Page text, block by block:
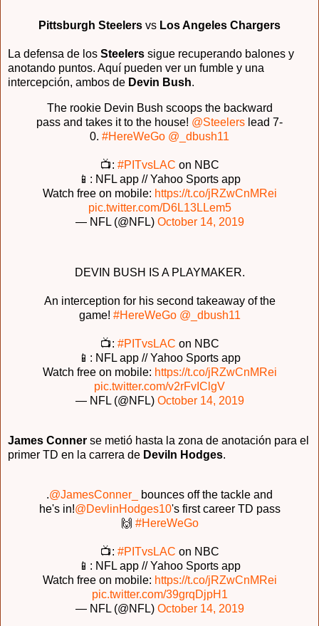
Pittsburgh Steelers vs Los Angeles Chargers
La defensa de los Steelers sigue recuperando balones y
anotando puntos. Aquí pueden ver un fumble y una
intercepción, ambos de Devin Bush.
The rookie Devin Bush scoops the backward
pass and takes it to the house! @Steelers lead 7-
0. #HereWeGo @_dbush11
📺: #PITvsLAC on NBC
📱: NFL app // Yahoo Sports app
Watch free on mobile: https://t.co/jRZwCnMRei
pic.twitter.com/D6L13LLem5
— NFL (@NFL) October 14, 2019
DEVIN BUSH IS A PLAYMAKER.
An interception for his second takeaway of the
game! #HereWeGo @_dbush11
📺: #PITvsLAC on NBC
📱: NFL app // Yahoo Sports app
Watch free on mobile: https://t.co/jRZwCnMRei
pic.twitter.com/v2rFvIClgV
— NFL (@NFL) October 14, 2019
James Conner se metió hasta la zona de anotación para el
primer TD en la carrera de Deviln Hodges.
.@JamesConner_
bounces off the tackle and
he's in!@DevlinHodges10's first career TD pass
🙌 #HereWeGo
📺: #PITvsLAC on NBC
📱: NFL app // Yahoo Sports app
Watch free on mobile: https://t.co/jRZwCnMRei
pic.twitter.com/39grqDjpH1
— NFL (@NFL) October 14, 2019